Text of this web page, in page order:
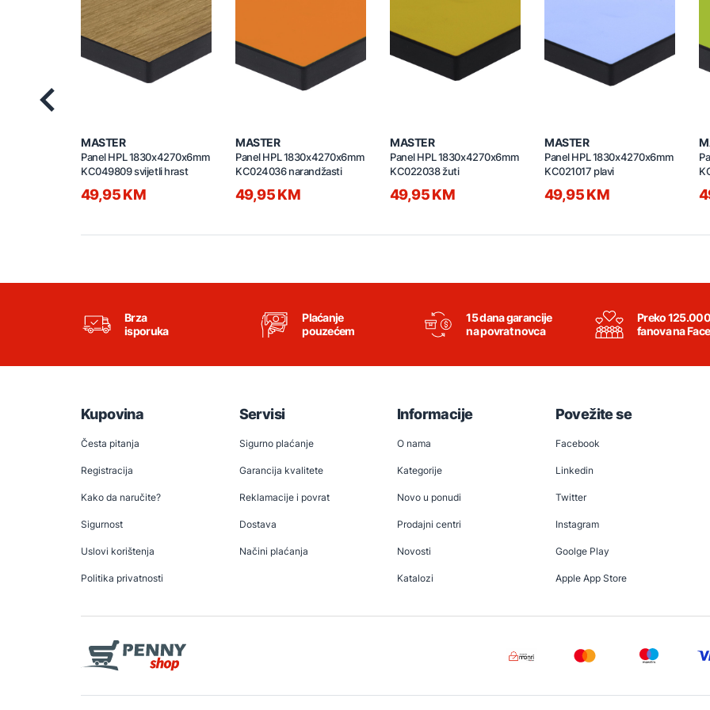
MASTER
Panel HPL 1830x4270x6mm
KC049809 svijetli hrast
49,95 KM
MASTER
Panel HPL 1830x4270x6mm
KC024036 narandžasti
49,95 KM
MASTER
Panel HPL 1830x4270x6mm
KC022038 žuti
49,95 KM
MASTER
Panel HPL 1830x4270x6mm
KC021017 plavi
49,95 KM
Brza
isporuka
Plaćanje
pouzećem
15 dana garancije
na povrat novca
Preko 125.000
fanova na
Kupovina
Česta pitanja
Registracija
Kako da naručite?
Sigurnost
Uslovi korištenja
Politika privatnosti
Servisi
Sigurno plaćanje
Garancija kvalitete
Reklamacije i povrat
Dostava
Načini plaćanja
Informacije
O nama
Kategorije
Novo u ponudi
Prodajni centri
Novosti
Katalozi
Povežite se
Facebook
Linkedin
Twitter
Instagram
Goolge Play
Apple App Store